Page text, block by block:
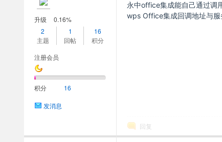
升级
0.16%
2
主题
1
回帖
16
积分
注册会员
积分 16
发消息
永中office集成能自己通过调
wps Office集成回调地址与
回复